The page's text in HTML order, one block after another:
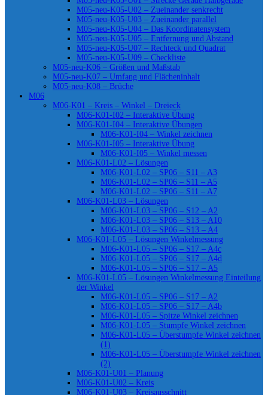
M05-neu-K05-U02 – Zueinander senkrecht
M05-neu-K05-U03 – Zueinander parallel
M05-neu-K05-U04 – Das Koordinatensystem
M05-neu-K05-U05 – Entfernung und Abstand
M05-neu-K05-U07 – Rechteck und Quadrat
M05-neu-K05-U09 – Checkliste
M05-neu-K06 – Größen und Maßstab
M05-neu-K07 – Umfang und Flächeninhalt
M05-neu-K08 – Brüche
M06
M06-K01 – Kreis – Winkel – Dreieck
M06-K01-I02 – Interaktive Übung
M06-K01-I04 – Interaktive Übungen
M06-K01-I04 – Winkel zeichnen
M06-K01-I05 – Interaktive Übung
M06-K01-I05 – Winkel messen
M06-K01-L02 – Lösungen
M06-K01-L02 – SP06 – S11 – A3
M06-K01-L02 – SP06 – S11 – A5
M06-K01-L02 – SP06 – S11 – A7
M06-K01-L03 – Lösungen
M06-K01-L03 – SP06 – S12 – A2
M06-K01-L03 – SP06 – S13 – A10
M06-K01-L03 – SP06 – S13 – A4
M06-K01-L05 – Lösungen Winkelmessung
M06-K01-L05 – SP06 – S17 – A4c
M06-K01-L05 – SP06 – S17 – A4d
M06-K01-L05 – SP06 – S17 – A5
M06-K01-L05 – Lösungen Winkelmessung Einteilung
der Winkel
M06-K01-L05 – SP06 – S17 – A2
M06-K01-L05 – SP06 – S17 – A4b
M06-K01-L05 – Spitze Winkel zeichnen
M06-K01-L05 – Stumpfe Winkel zeichnen
M06-K01-L05 – Überstumpfe Winkel zeichnen
(1)
M06-K01-L05 – Überstumpfe Winkel zeichnen
(2)
M06-K01-U01 – Planung
M06-K01-U02 – Kreis
M06-K01-U03 – Kreisausschnitt